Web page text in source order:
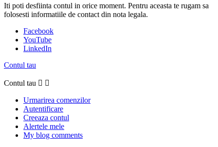
Iti poti desfiinta contul in orice moment. Pentru aceasta te rugam sa
folosesti informatiile de contact din nota legala.
Facebook
YouTube
LinkedIn
Contul tau
Contul tau  
Urmarirea comenzilor
Autentificare
Creeaza contul
Alertele mele
My blog comments